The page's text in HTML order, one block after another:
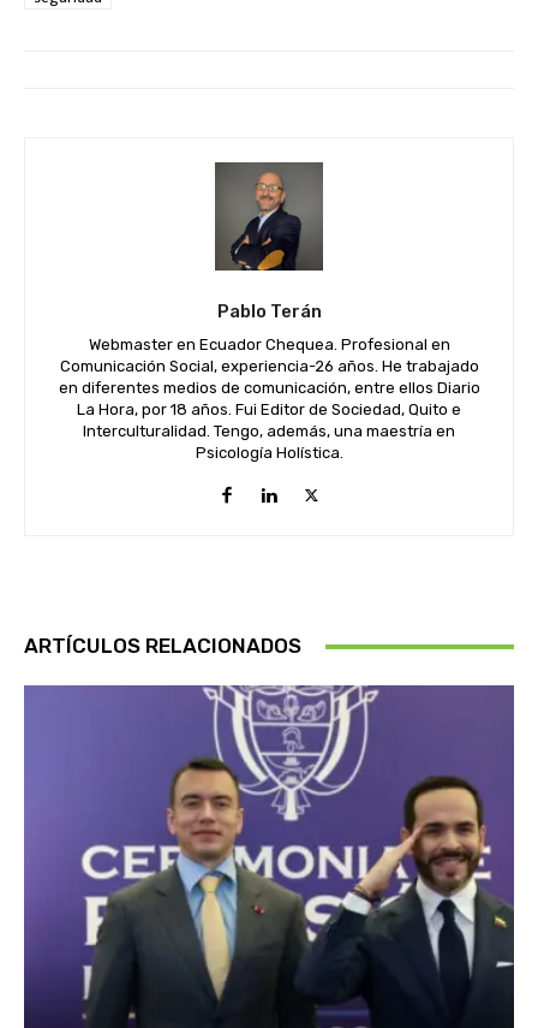
Pablo Terán
Webmaster en Ecuador Chequea. Profesional en
Comunicación Social, experiencia-26 años. He trabajado
en diferentes medios de comunicación, entre ellos Diario
La Hora, por 18 años. Fui Editor de Sociedad, Quito e
Interculturalidad. Tengo, además, una maestría en
Psicología Holística.
ARTÍCULOS RELACIONADOS